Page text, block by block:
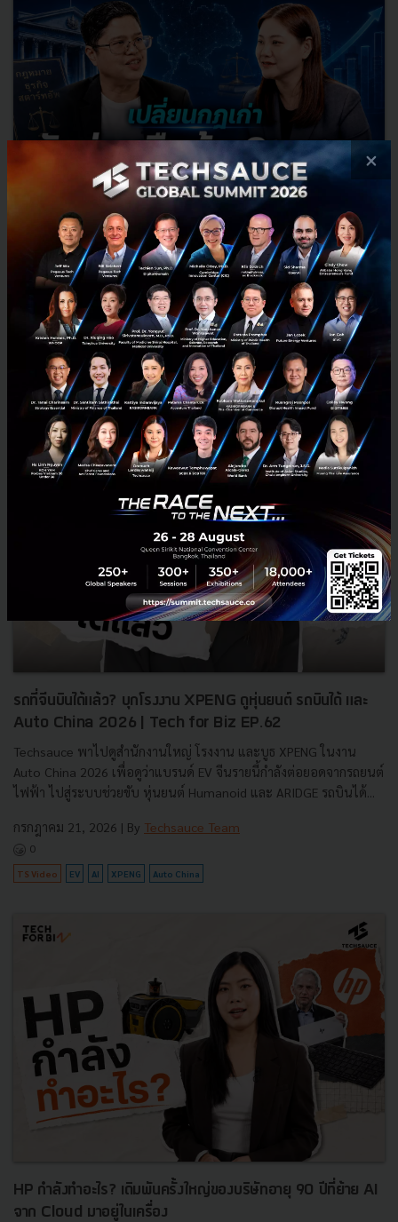
เปลี่ยนกฎเก่า รัฐร่วมถือหุ้น Startup l Exec Insight.99
จากผู้ให้ทุน สู่ผู้ร่วมถือหุ้น.. NIA กำลังเปลี่ยนบทบาทครั้งสำคัญ หลังได้
รับอำนาจให้เข้าร่วมทุน ถือหุ้น และจัดตั้งกองทรัสต์เพื่อลงทุนในสตาร์ท
อัพได้เป็นครั้งแรก แต่ภาครัฐจะเลือกลงทุน...
สิงหาคม 3, 2026| ByTechsauce Team
TS Video NIA Startup investment
รถที่จีนบินได้แล้ว? บุกโรงงาน XPENG ดูหุ่นยนต์ รถบินได้ และ
Auto China 2026 | Tech for Biz EP.62
Techsauce พาไปดูสำนักงานใหญ่ โรงงาน และบูธ XPENG ในงาน
Auto China 2026 เพื่อดูว่าแบรนด์ EV จีนรายนี้กำลังต่อยอดจากรถยนต์
ไฟฟ้า ไปสู่ระบบช่วยขับ หุ่นยนต์ Humanoid และ ARIDGE รถบินได้...
กรกฎาคม 21, 2026 | By Techsauce Team
0
TS Video EV AI XPENG Auto China
HP กำลังทำอะไร? เดิมพันครั้งใหญ่ของบริษัทอายุ 90 ปีที่ย้าย AI
จาก Cloud มาอยู่ในเครื่อง
×